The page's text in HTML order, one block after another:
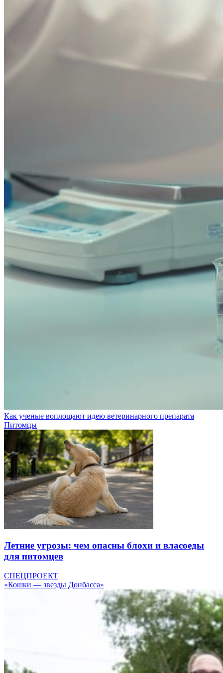
Как ученые воплощают идею ветеринарного препарата
Питомцы
Летние угрозы: чем опасны блохи и власоеды
для питомцев
СПЕЦПРОЕКТ
«Кошки — звезды Донбасса»